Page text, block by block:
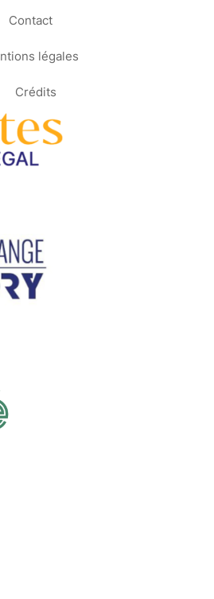
Contact
légales
Crédits